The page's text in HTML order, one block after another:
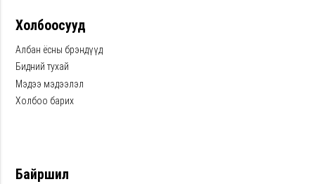
Холбоосууд
Албан ёсны брэндүүд
Бидний тухай
Мэдээ мэдээлэл
Холбоо барих
Байршил